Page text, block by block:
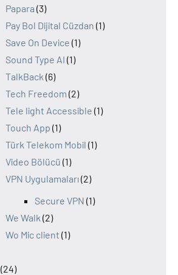
Papara (3)
Pay Bol Dijital Cüzdan (1)
Save On Device (1)
Sound Type AI (1)
TalkBack (6)
Tech Freedom (2)
Tele light Accessible (1)
Touch App (1)
Türk Telekom Mobil (1)
Video Bölücü (1)
VPN Uygulamaları(2)
Secure VPN (1)
We Walk (2)
Wo Mic client (1)
(24)